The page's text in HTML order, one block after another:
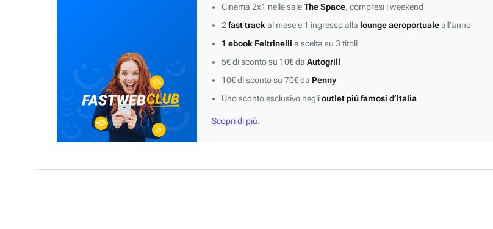
Cinema 2x1 nelle saleThe Space, compresi i weekend
2 fast track al mese e 1 ingresso alla lounge aeroportualeall’anno
1 ebook Feltrinelli a scelta su 3 titoli
5€ di sconto su 10€ da Autogrill
10€ di sconto su 70€ da Penny
Uno sconto esclusivo neglioutlet più famosi d’Italia
Scopri di più.